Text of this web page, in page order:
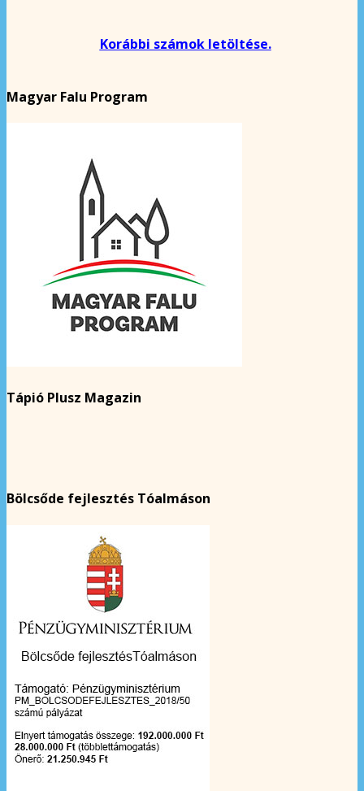
Korábbi számok letöltése.
Magyar Falu Program
Tápió Plusz Magazin
Bölcsőde fejlesztés Tóalmáson